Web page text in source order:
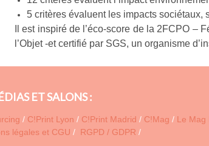
5 critères évaluent les impacts sociétaux,
Il est inspiré de l’éco-score de la 2FCPO –
l’Objet -et certifié par SGS, un organisme
ET SALONS :
/ C!Print Lyon / C!Print Madrid / C!Mag / Le Mag
légales et CGU / RGPD / GDPR /